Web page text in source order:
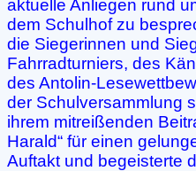
aktuelle Anliegen rund
dem Schulhof zu
die Siegerinnen und
Fahrradturniers, des
des Antolin-
der Schulversammlung
ihrem mitreißenden
Harald“ für einen
Auftakt und begeisterte